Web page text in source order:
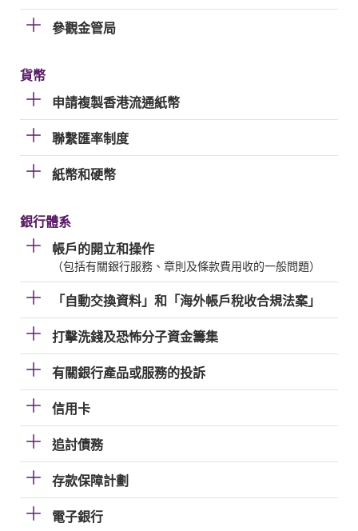
參觀金管局
貨幣
申請複製香港流通紙幣
聯繫匯率制度
紙幣和硬幣
銀行體系
帳戶的開立和操作
（包括有關銀行服務、章則及條款費用收的一般問題）
「自動交換資料」和「海外帳戶稅收合規法案」
打擊洗錢及恐怖分子資金籌集
有關銀行產品或服務的投訴
信用卡
追討債務
存款保障計劃
電子銀行